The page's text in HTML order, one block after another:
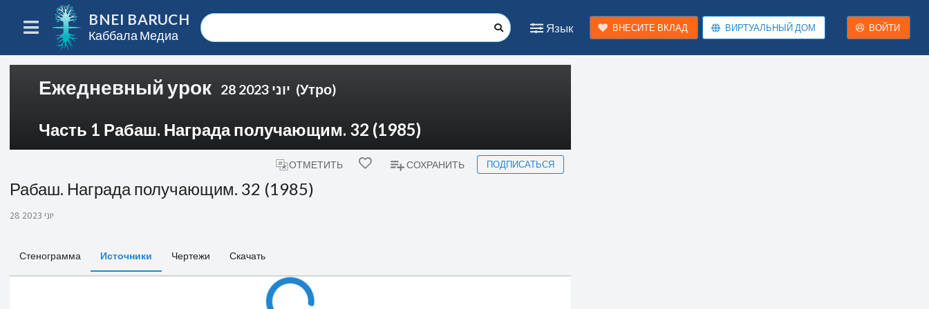
BNEI BARUCH
Каббала Медиа
Язык ВНЕСИТЕ ВКЛАД ВИРТУАЛЬНЫЙ ДОМ ВОЙТИ
Ежедневный урок 28 יוני 2023 (Утро)
Часть 1 Рабаш. Награда получающим. 32 (1985)
ОТМЕТИТЬ СОХРАНИТЬ ПОДПИСАТЬСЯ
Рабаш. Награда получающим. 32 (1985)
28 יוני 2023
Стенограмма Источники Чертежи Скачать